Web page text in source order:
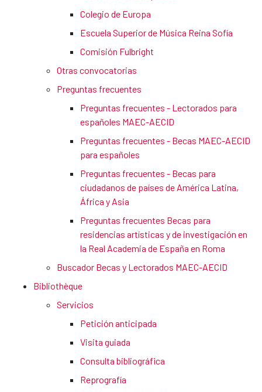
Colegio de Europa
Escuela Superior de Música Reina Sofía
Comisión Fulbright
Otras convocatorias
Preguntas frecuentes
Preguntas frecuentes - Lectorados para
españoles MAEC-AECID
Preguntas frecuentes - Becas MAEC-AECID
para españoles
Preguntas frecuentes - Becas para
ciudadanos de países de América Latina,
África y Asia
Preguntas frecuentes Becas para
residencias artísticas y de investigación en
la Real Academia de España en Roma
Buscador Becas y Lectorados MAEC-AECID
Bibliothèque
Servicios
Petición anticipada
Visita guiada
Consulta bibliográfica
Reprografía